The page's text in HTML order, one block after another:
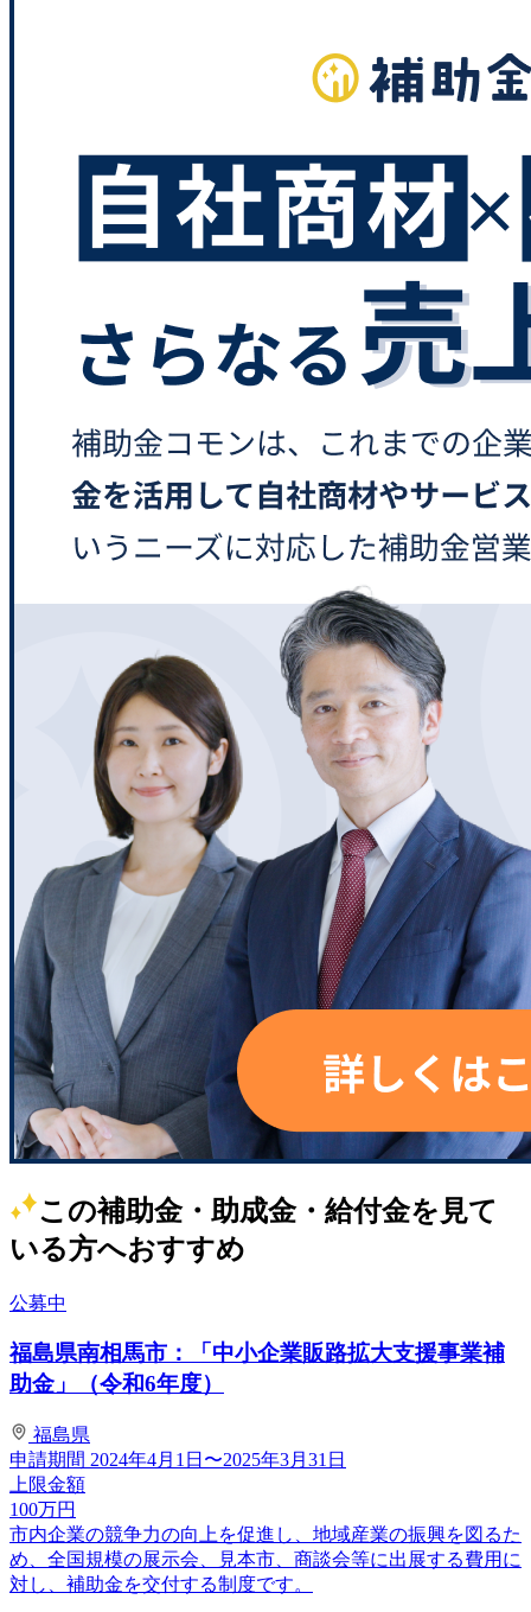
この補助金・助成金・給付金を見て
いる方へおすすめ
公募中
福島県南相馬市：「中小企業販路拡大支援事業補
助金」（令和6年度）
福島県
申請期間 2024年4月1日〜2025年3月31日
上限金額
100万円
市内企業の競争力の向上を促進し、地域産業の振興を図るた
め、全国規模の展示会、見本市、商談会等に出展する費用に
対し、補助金を交付する制度です。